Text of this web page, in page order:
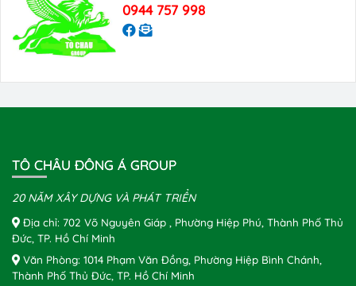
0944 757 998
TÔ CHÂU ĐÔNG Á GROUP
20 NĂM XÂY DỰNG VÀ PHÁT TRIỂN
Địa chỉ: 702 Võ Nguyên Giáp , Phường Hiệp Phú, Thành Phố Thủ
Đức, TP. Hồ Chí Minh
Văn Phòng: 1014 Phạm Văn Đồng, Phường Hiệp Bình Chánh,
Thành Phố Thủ Đức, TP. Hồ Chí Minh